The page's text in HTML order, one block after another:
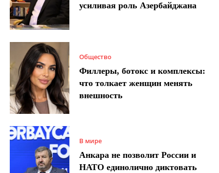
усиливая роль Азербайджана
Общество
Филлеры, ботокс и комплексы:
что толкает женщин менять
внешность
В мире
Анкара не позволит России и
НАТО единолично диктовать